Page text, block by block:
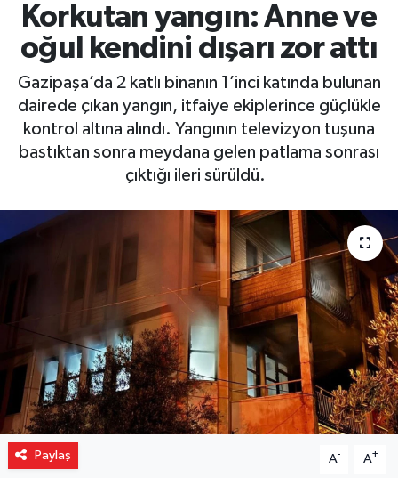
Korkutan yangın: Anne ve
oğul kendini dışarı zor attı
Gazipaşa’da 2 katlı binanın 1’inci katında bulunan
dairede çıkan yangın, itfaiye ekiplerince güçlükle
kontrol altına alındı. Yangının televizyon tuşuna
bastıktan sonra meydana gelen patlama sonrası
çıktığı ileri sürüldü.
Paylaş A- A+
Diğer
Dünya
Ekonomi
Gizlilik İlkeleri - Privacy Policy
Güncel
Politika
Spor
Turizm
Haber Arşivi